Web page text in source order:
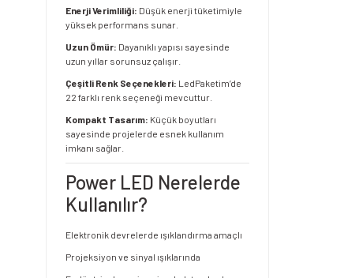
Enerji Verimliliği: Düşük enerji tüketimiyle
yüksek performans sunar.
Uzun Ömür: Dayanıklı yapısı sayesinde
uzun yıllar sorunsuz çalışır.
Çeşitli Renk Seçenekleri: LedPaketim’de
22 farklı renk seçeneği mevcuttur.
Kompakt Tasarım: Küçük boyutları
sayesinde projelerde esnek kullanım
imkanı sağlar.
Power LED Nerelerde
Kullanılır?
Elektronik devrelerde ışıklandırma amaçlı
Projeksiyon ve sinyal ışıklarında